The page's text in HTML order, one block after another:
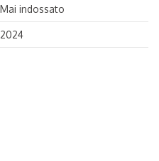
Mai indossato
2024